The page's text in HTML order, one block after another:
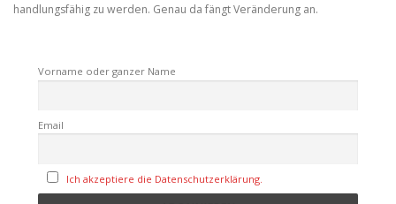
handlungsfähig zu werden. Genau da fängt Veränderung an.
Vorname oder ganzer Name
Email
Ich akzeptiere die Datenschutzerklärung.